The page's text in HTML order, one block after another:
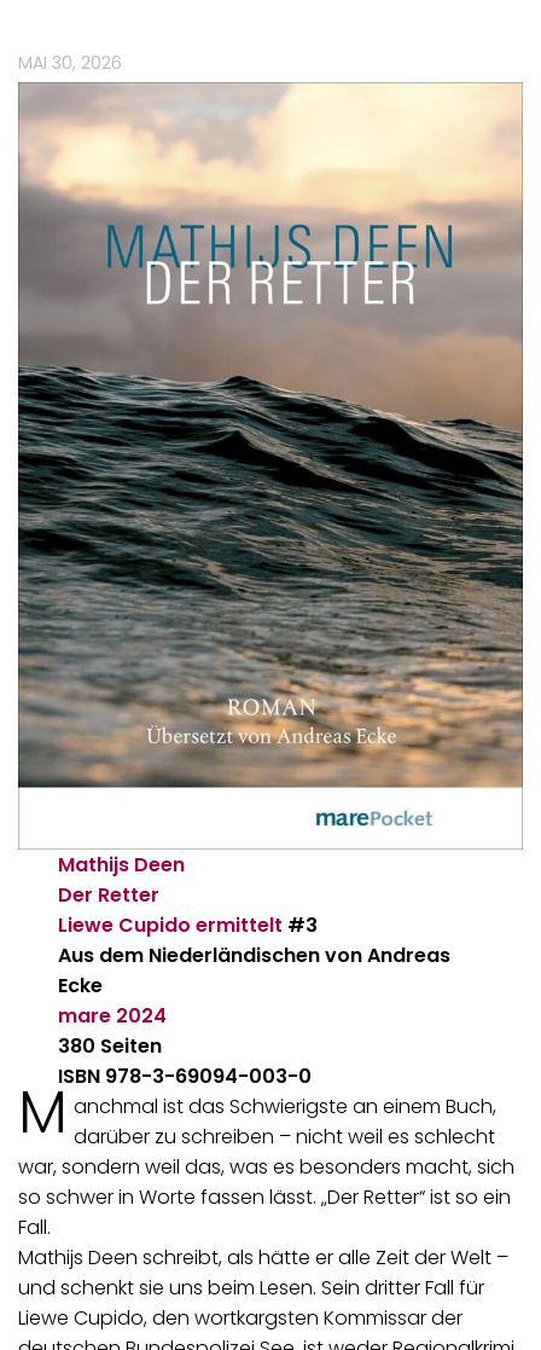
MAI 30, 2026
Mathijs Deen
Der Retter
Liewe Cupido ermittelt #3
Aus dem Niederländischen von Andreas
Ecke
mare 2024
380 Seiten
ISBN 978-3-69094-003-0
M anchmal ist das Schwierigste an einem Buch,
darüber zu schreiben – nicht weil es schlecht
war, sondern weil das, was es besonders macht, sich
so schwer in Worte fassen lässt. „Der Retter“ ist so ein
Fall.
Mathijs Deen schreibt, als hätte er alle Zeit der Welt –
und schenkt sie uns beim Lesen. Sein dritter Fall für
Liewe Cupido, den wortkargsten Kommissar der